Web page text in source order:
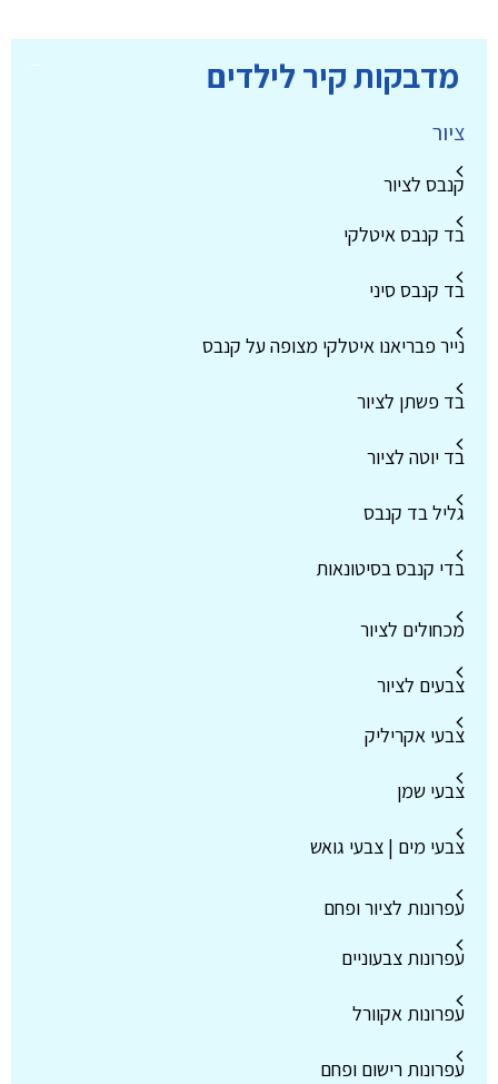
מדבקות קיר לילדים
ציור
קנבס לציור
בד קנבס איטלקי
בד קנבס סיני
נייר פבריאנו איטלקי מצופה על קנבס
בד פשתן לציור
בד יוטה לציור
גליל בד קנבס
בדי קנבס בסיטונאות
מכחולים לציור
צבעים לציור
צבעי אקריליק
צבעי שמן
צבעי מים | צבעי גואש
עפרונות לציור ופחם
עפרונות צבעוניים
עפרונות אקוורל
עפרונות רישום ופחם